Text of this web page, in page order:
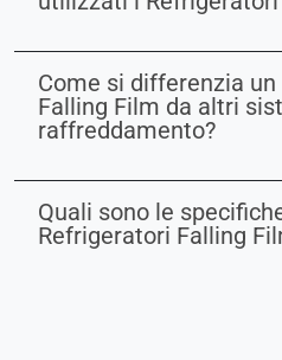
Come si differenzia
Falling Film da altri
raffreddamento?
Quali sono le
Refrigeratori Falling